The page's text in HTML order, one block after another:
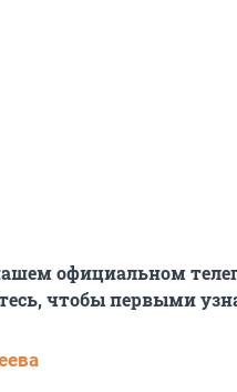
официальном
чтобы первыми